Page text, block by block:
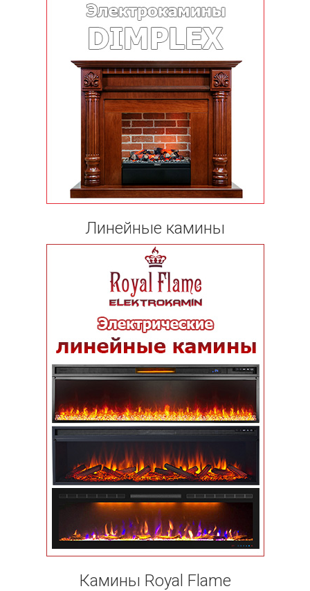
Линейные камины
Камины Royal Flame